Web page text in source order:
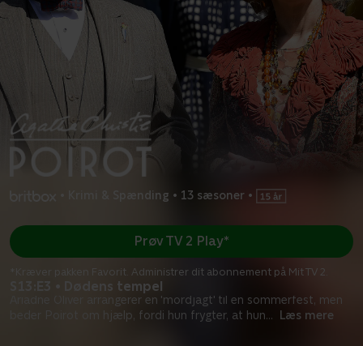
Krimi & Spænding • 13 sæsoner •
S13:E3 • Dødens tempel
Ariadne Oliver arrangerer en 'mordjagt' til en sommerfest, men
beder Poirot om hjælp, fordi hun frygter, at hun... Læs mere
Prøv TV 2 Play*
*Kræver pakken Favorit. Administrer dit abonnement på Mit TV 2.